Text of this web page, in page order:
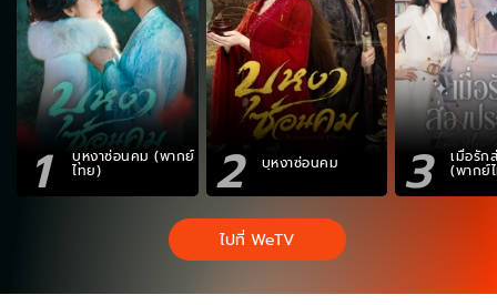
1 บุหงาซ่อนคม (พากย์
ไทย) 2 บุหงาซ่อนคม 3 เมื่อรัก
(พากย์
ไปที่ WeTV